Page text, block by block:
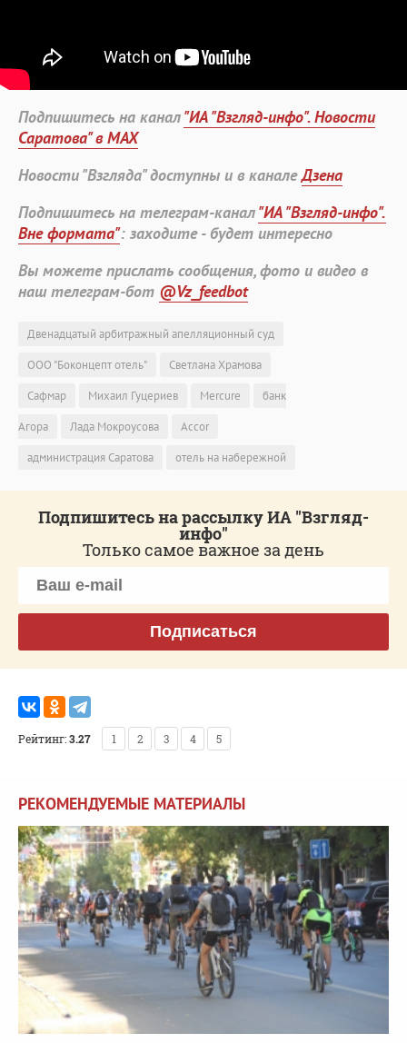
Подпишитесь на канал"ИА "Взгляд-инфо". Новости
Саратова" в MAX
Новости "Взгляда" доступны и в каналеДзена
Подпишитесь на телеграм-канал"ИА "Взгляд-инфо".
Вне формата": заходите - будет интересно
Вы можете прислать сообщения, фото и видео в
наш телеграм-бот @Vz_feedbot
Двенадцатый арбитражный апелляционный суд
ООО "Боконцепт отель"
Светлана Храмова
Сафмар
Михаил Гуцериев Mercure
банк
Агора
Лада Мокроусова
Accor
администрация Саратова
отель на набережной
Подпишитесь на рассылку ИА "Взгляд-
инфо"
Только самое важное за день
Подписаться
Рейтинг:3.27 1 2 3 4 5
РЕКОМЕНДУЕМЫЕ МАТЕРИАЛЫ